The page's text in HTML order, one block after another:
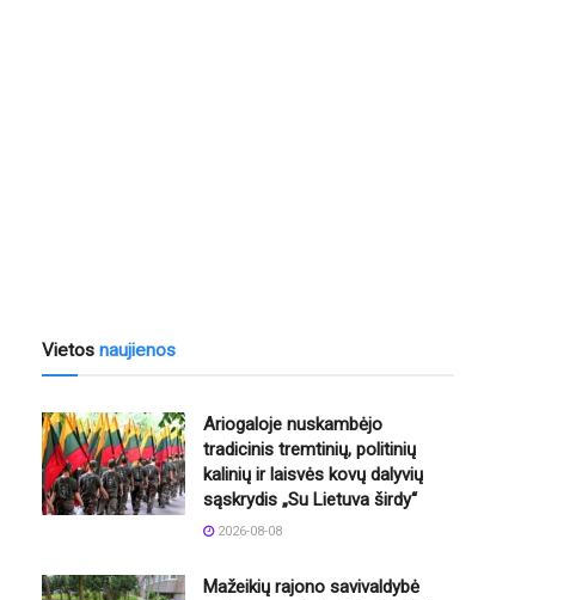
Vietos naujienos
Ariogaloje nuskambėjo
tradicinis tremtinių, politinių
kalinių ir laisvės kovų dalyvių
sąskrydis „Su Lietuva širdy“
2026-08-08
Mažeikių rajono savivaldybė